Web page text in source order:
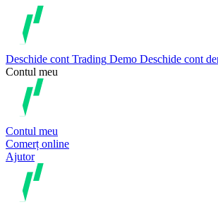
Deschide cont Trading Demo Deschide cont
Contul meu
Contul meu
Comerț online
Ajutor